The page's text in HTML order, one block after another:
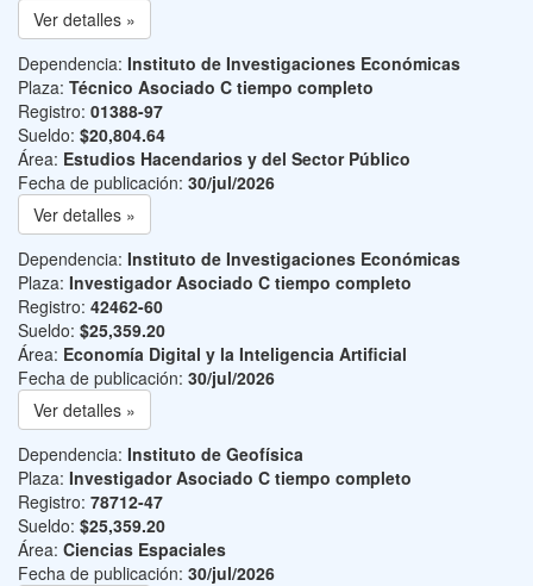
Ver detalles »
Dependencia: Instituto de Investigaciones Económicas
Plaza: Técnico Asociado C tiempo completo
Registro: 01388-97
Sueldo: $20,804.64
Área: Estudios Hacendarios y del Sector Público
Fecha de publicación: 30/jul/2026
Ver detalles »
Dependencia: Instituto de Investigaciones Económicas
Plaza: Investigador Asociado C tiempo completo
Registro: 42462-60
Sueldo: $25,359.20
Área: Economía Digital y la Inteligencia Artificial
Fecha de publicación: 30/jul/2026
Ver detalles »
Dependencia: Instituto de Geofísica
Plaza: Investigador Asociado C tiempo completo
Registro: 78712-47
Sueldo: $25,359.20
Área: Ciencias Espaciales
Fecha de publicación: 30/jul/2026